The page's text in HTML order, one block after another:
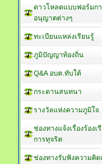
ดาวโหลดแบบฟอร์มก
อนุญาตต่างๆ
ทะเบียนแหล่งเรียนรู้
ภูมิปัญญาท้องถิ่น
Q&A อบต.ทับใต้
กระดานสนทนา
รางวัลแห่งความภูมิใจ
ช่องทางแจ้งเรื่องร้องเ
การทุจริต
ช่องทางรับฟังความคิด